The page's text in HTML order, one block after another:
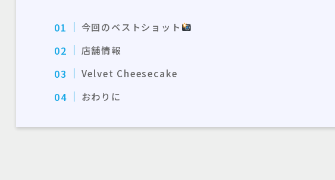
今回のベストショット
店舗情報
Velvet Cheesecake
おわりに